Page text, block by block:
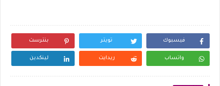
فيسبوك تويتر بنترست
واتساب ريدايت لينكدين